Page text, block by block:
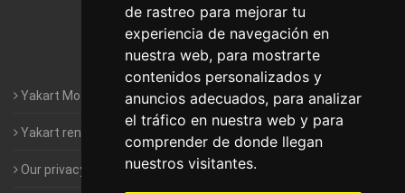
de rastreo para mejorar tu
experiencia de navegación en
nuestra web, para mostrarte
contenidos personalizados y
anuncios adecuados, para analizar
el tráfico en nuestra web y para
comprender de donde llegan
nuestros visitantes.
Motorhomes Yakart Valencia
Motorhomes Yakart Vitoria
Yakart Motorhomes : The Company
Yakart rental conditions
Our privacy policy